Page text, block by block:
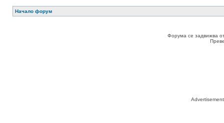
Начало форум
Форума се задвижва